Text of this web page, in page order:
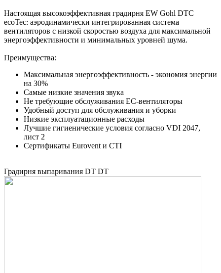
Настоящая высокоэффективная градирня EW Gohl DTC
ecoTec: аэродинамически интегрированная система
вентиляторов с низкой скоростью воздуха для максимальной
энергоэффективности и минимальных уровней шума.
Преимущества:
Максимальная энергоэффективность - экономия энергии
на 30%
Самые низкие значения звука
Не требующие обслуживания EC-вентиляторы
Удобный доступ для обслуживания и уборки
Низкие эксплуатационные расходы
Лучшие гигиенические условия согласно VDI 2047,
лист 2
Сертификаты Eurovent и CTI
Градирня выпаривания DT DT